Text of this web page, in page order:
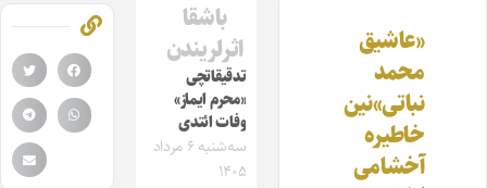
«عاشیق
محمد
نباتی»نین
خاطیره
آخشامی
باشقا
اثرلریندن
تدقیقاتچی
«محرم ایماز»
وفات ائتدی
سه‌شنبه ۶ مرداد
۱۴۰۵